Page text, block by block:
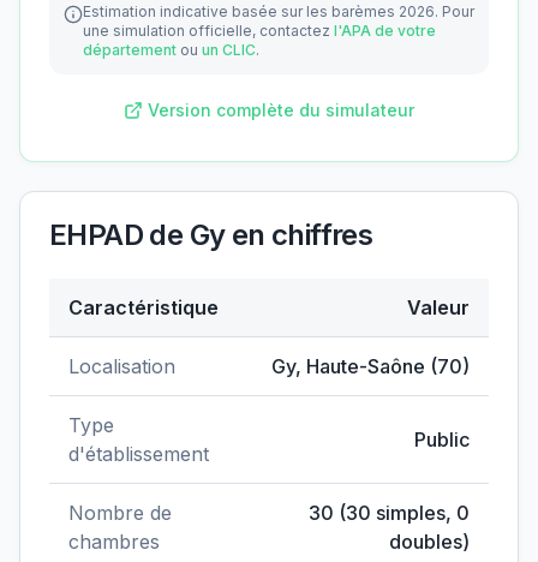
Estimation indicative basée sur les barèmes 2026. Pour
une simulation officielle, contactez l'APA de votre
département ou un CLIC.
Version complète du simulateur
EHPAD de Gyen chiffres
Caractéristique Valeur
Localisation Gy, Haute-Saône (70)
Type
d'établissement
Public
Nombre de
chambres
30 (30 simples, 0
doubles)